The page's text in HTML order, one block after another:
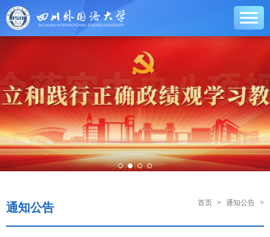
通知公告 首页 > 通知公告 >